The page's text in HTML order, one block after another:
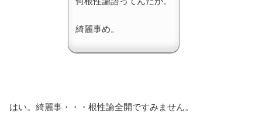
綺麗事め。
はい。綺麗事・・・根性論全開ですみません。